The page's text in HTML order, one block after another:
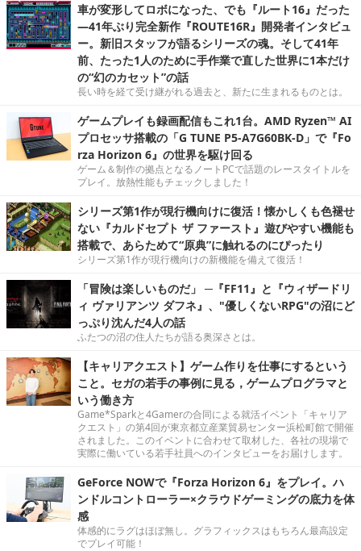
車が変形してロボになった、でも『ルート16』だった
―41年ぶり完全新作『ROUTE16R』開発者インタビュ
ー。新旧スタッフが語るシリーズの魂。そして41年
前、たった1人のために手作業で直した世界に1本だけ
の“幻のカセット”の話
長い時を経て受け継がれる過去と、新たに生まれるものとは。
ゲームプレイも録画配信もこれ1台。AMD Ryzen™ AI
プロセッサ搭載の「G TUNE P5-A7G60BK-D」で『Fo
rza Horizon 6』の世界を駆け回る
ゲーム＆制作の拠点となるノートPCで話題のレースタイトルを
プレイ。放熱性能もチェックしました！
シリーズ第1作が現行機向けに復活！懐かしくも色褪せ
ない『カルドセプト ザ ファースト』遊びやすい機能も
搭載で、あらためて“原典”に触れるのにぴったり
シリーズ第1作が現行機向けの新機能を備えて復活！
「冒険は楽しいものだ」 ─『FF11』と『ウィザードリ
ィ ヴァリアンツ ダフネ』、"優しくないRPG"の沼にど
っぷり沈んだ4人の話
ふたつの沼の住人たちが語る奥深さとは。
【キャリアクエスト】ゲーム作りを仕事にするという
こと。セガの若手の事例に見る，ゲームプログラマと
いう働き方
Game*Sparkと4Gamerの合同による就活イベント「キャリア
クエスト」の第4回が東京都立産業貿易センター浜松町館で開催
されました。このイベントに合わせて取材した、各社の現場で
実際に働いている若手社員へのインタビューをお届けします。
GeForce NOWで『Forza Horizon 6』をプレイ。ハ
ンドルコントローラー×クラウドゲーミングの底力を体
感
体感的にラグはほぼ無し。グラフィックスはもちろん最高設定
でプレイ可能！